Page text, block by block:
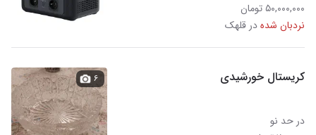
۵۰,۰۰۰,۰۰۰ تومان
نردبان شدهدر قلهک
کریستال خورشیدی
در حد نو
۶